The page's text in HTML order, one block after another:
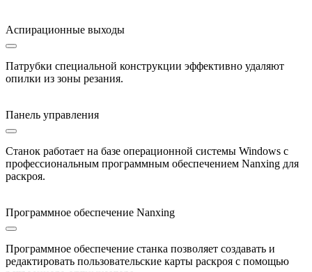
Аспирационные выходы
Патрубки специальной конструкции эффективно удаляют
опилки из зоны резания.
Панель управления
Станок работает на базе операционной системы Windows с
профессиональным программным обеспечением Nanxing для
раскроя.
Программное обеспечение Nanxing
Программное обеспечение станка позволяет создавать и
редактировать пользовательские карты раскроя с помощью